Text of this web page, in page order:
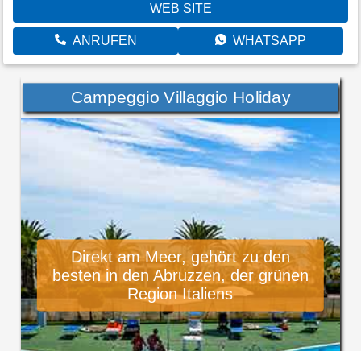
WEB SITE
ANRUFEN WHATSAPP
Campeggio Villaggio Holiday
Direkt am Meer, gehört zu den
besten in den Abruzzen, der grünen
Region Italiens